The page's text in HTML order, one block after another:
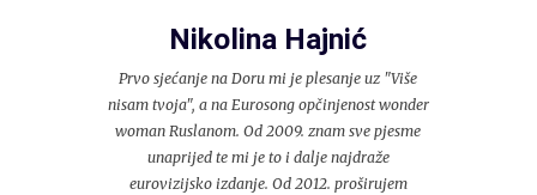
Nikolina Hajnić
Prvo sjećanje na Doru mi je plesanje uz "Više
nisam tvoja", a na Eurosong opčinjenost wonder
woman Ruslanom. Od 2009. znam sve pjesme
unaprijed te mi je to i dalje najdraže
eurovizijsko izdanje. Od 2012. proširujem